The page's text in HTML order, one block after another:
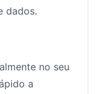
dados.
no seu
a